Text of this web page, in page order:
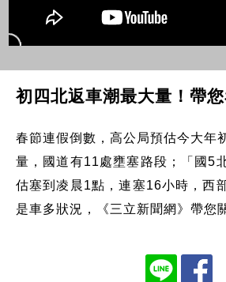
初四北返車潮最大量！帶
春節連假倒數，高公局預估今大年
量，國道有11處壅塞路段；「國5
估塞到凌晨1點，連塞16小時，西
是車多狀況，《三立新聞網》帶您